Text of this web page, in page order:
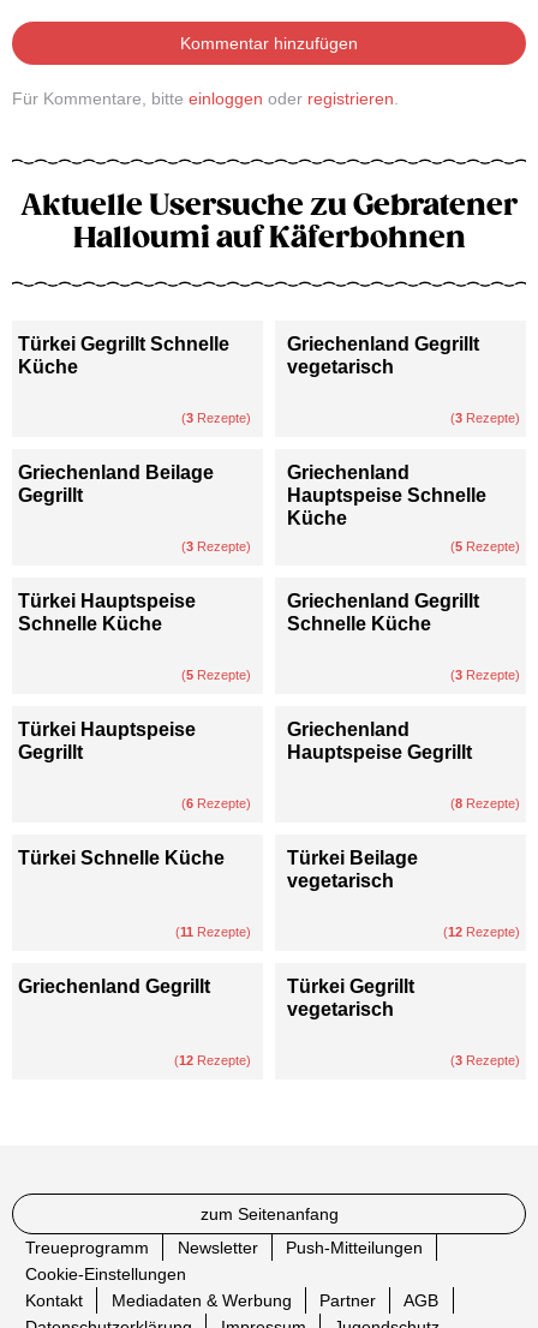
Kommentar hinzufügen
Für Kommentare, bitte einloggen oder registrieren
Aktuelle Usersuche zu Gebratener
Halloumi auf Käferbohnen
Türkei Gegrillt Schnelle
Küche
(3 Rezepte)
Griechenland Gegrillt
vegetarisch
(3 Rezepte)
Griechenland Beilage
Gegrillt
(3 Rezepte)
Griechenland
Hauptspeise Schnelle
Küche
(5 Rezepte)
Türkei Hauptspeise
Schnelle Küche
(5 Rezepte)
Griechenland Gegrillt
Schnelle Küche
(3 Rezepte)
Türkei Hauptspeise
Gegrillt
(6 Rezepte)
Griechenland
Hauptspeise Gegrillt
(8 Rezepte)
Türkei Schnelle Küche
(11 Rezepte)
Türkei Beilage
vegetarisch
(12 Rezepte)
Griechenland Gegrillt
(12 Rezepte)
Türkei Gegrillt
vegetarisch
(3 Rezepte)
zum Seitenanfang
Treueprogramm
Newsletter
Push-Mitteilungen
Cookie-Einstellungen
Kontakt
Mediadaten & Werbung Partner
AGB